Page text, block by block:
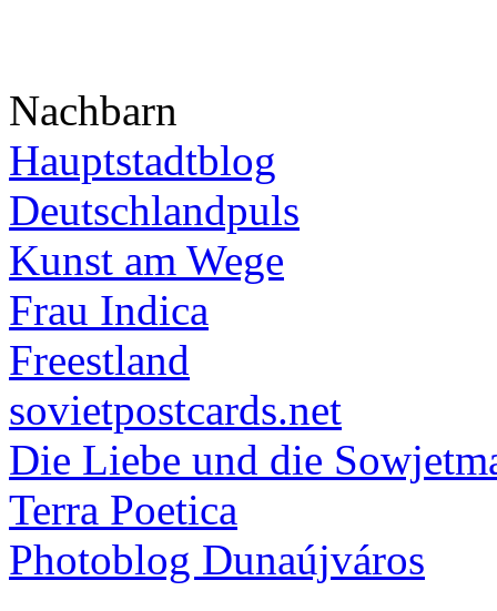
Nachbarn
Hauptstadtblog
Deutschlandpuls
Kunst am Wege
Frau Indica
Freestland
sovietpostcards.net
Die Liebe und die
Terra Poetica
Photoblog Dunaújváros